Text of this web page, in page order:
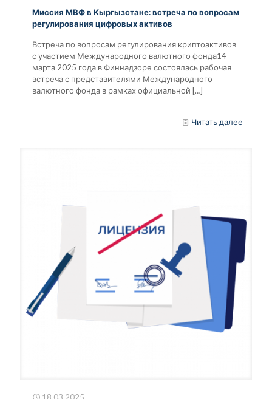
Миссия МВФ в Кыргызстане: встреча по вопросам
регулирования цифровых активов
Встреча по вопросам регулирования криптоактивов
с участием Международного валютного фонда14
марта 2025 года в Финнадзоре состоялась рабочая
встреча с представителями Международного
валютного фонда в рамках официальной […]
Читать далее
18.03.2025